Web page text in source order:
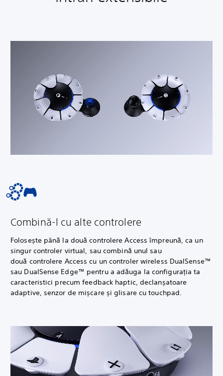
Combină-l cu alte controlere
Folosește până la două controlere Access împreună, ca un
singur controler virtual, sau combină unul sau
două controlere Access cu un controler wireless DualSense™
sau DualSense Edge™ pentru a adăuga la configurația ta
caracteristici precum feedback haptic, declanșatoare
adaptive, senzor de mișcare și glisare cu touchpad.